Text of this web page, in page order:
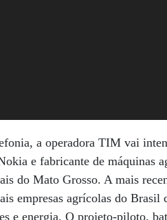
a operadora TIM vai
e fabricante de máquinas
do Mato Grosso. A mais
empresas agrícolas do Brasil
e energia. O projeto-piloto,